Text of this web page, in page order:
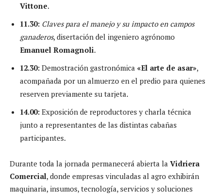
Vittone.
11.30: Claves para el manejo y su impacto en campos
ganaderos, disertación del ingeniero agrónomo
Emanuel Romagnoli.
12.30: Demostración gastronómica «El arte de asar»,
acompañada por un almuerzo en el predio para quienes
reserven previamente su tarjeta.
14.00: Exposición de reproductores y charla técnica
junto a representantes de las distintas cabañas
participantes.
Durante toda la jornada permanecerá abierta la Vidriera
Comercial, donde empresas vinculadas al agro exhibirán
maquinaria, insumos, tecnología, servicios y soluciones